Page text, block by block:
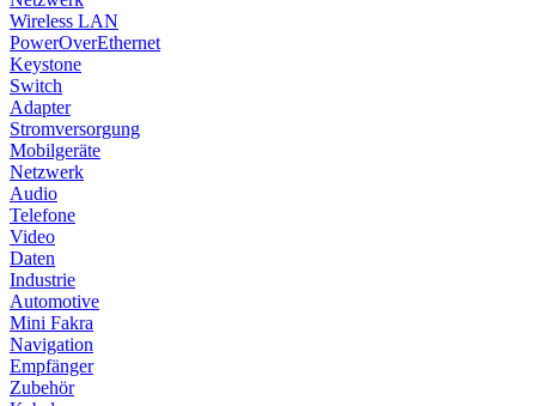
Wireless LAN
PowerOverEthernet
Keystone
Switch
Adapter
Stromversorgung
Mobilgeräte
Netzwerk
Audio
Telefone
Video
Daten
Industrie
Automotive
Mini Fakra
Navigation
Empfänger
Zubehör